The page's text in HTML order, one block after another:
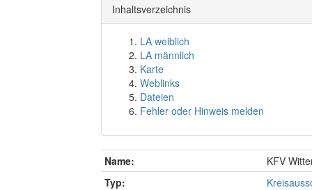
Inhaltsverzeichnis
LA weiblich
LA männlich
Karte
Weblinks
Dateien
Fehler oder Hinweis melden
Name:
KFV
Typ: